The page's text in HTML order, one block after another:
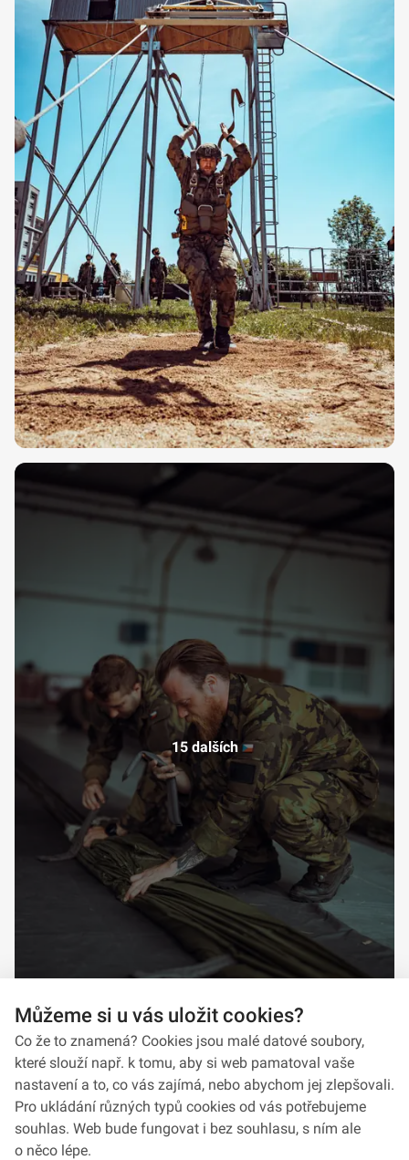
15 dalších
Můžeme si u vás uložit cookies?
Co že to znamená? Cookies jsou malé datové soubory,
které slouží např. k tomu, aby si web pamatoval vaše
nastavení a to, co vás zajímá, nebo abychom jej zlepšovali.
Pro ukládání různých typů cookies od vás potřebujeme
souhlas. Web bude fungovat i bez souhlasu, s ním ale
o něco lépe.